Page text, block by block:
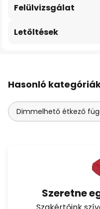
Felülvizsgálat
Letöltések
Hasonló
Dimmelhető étkező
Szeretne